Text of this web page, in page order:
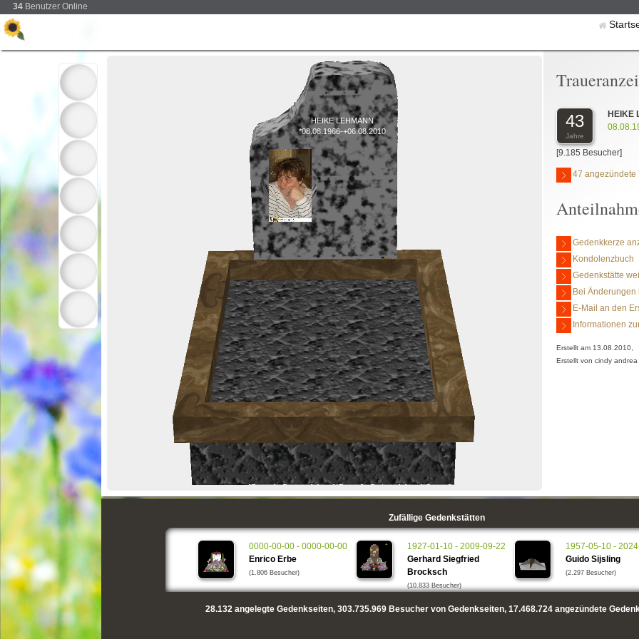
34 Benutzer Online
HEIKE LEHMANN
*08.08.1966-+06.08.2010
43
Jahre
HEIKE
[9.185 Besucher]
47 angezündete
Gedenkkerze
Kondolenzbuch
Gedenkstätte
Bei
E-Mail an den
Informationen
Erstellt am 13.08.2010,
Erstellt von cindy andrea
Zufällige Gedenkstätten
0000-00-00 - 0000-00-00
Enrico Erbe
(1.806 Besucher)
1927-01-10 - 2009-09-22
Gerhard Siegfried
Brocksch
(10.833 Besucher)
1957-05-10 -
Guido Sijsling
(2.297 Besucher)
28.132angelegte Gedenkseiten, 303.735.969Besucher von Gedenkseiten, 17.468.724angezündete